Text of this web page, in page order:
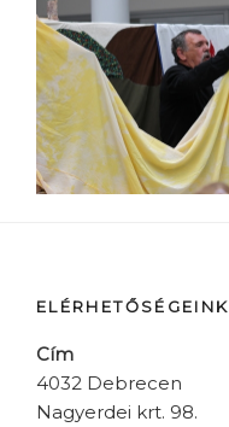
ELÉRHETŐSÉGEINK
Cím
4032 Debrecen
Nagyerdei krt. 98.